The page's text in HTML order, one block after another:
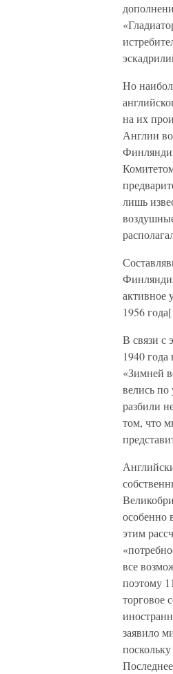
Но
на их
Англии
лишь
активное
1956
В связи с
1940
«Зимней
велись
разбили
том, что
особенно
этим
все
поэтому
торговое
заявило